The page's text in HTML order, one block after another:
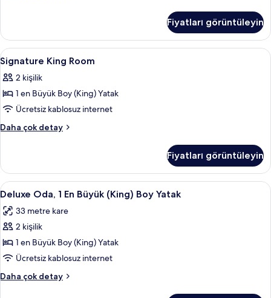
görün
Beds
hakkında
daha
fazla
detay
Fiyatları görüntüleyin
Signature
King
Room
için
tüm
fotoğrafları
Kaliteli yatak takımı, odada kasa, masa
6
Signature King Room
2 kişilik
1 en Büyük Boy (King) Yatak
Ücretsiz kablosuz internet
Daha çok detay
Signature
daha
fazla
detay
Fiyatları görüntüleyin
Deluxe
Oda,
1
En
Büyük
(King)
Boy
Yatak
Deluxe Oda, 1 En Büyük (King) Boy
7
Deluxe Oda, 1 En Büyük (King) Boy Yatak
33 metre kare
2 kişilik
1 en Büyük Boy (King) Yatak
Ücretsiz kablosuz internet
Daha çok detay
Deluxe